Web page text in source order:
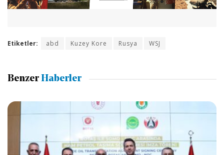
Etiketler: abd Kuzey Kore Rusya WSJ
Benzer Haberler